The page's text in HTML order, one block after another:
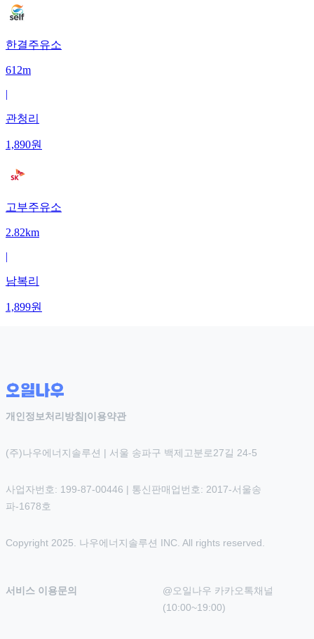
한결주유소
612m
|
관청리
1,890원
고부주유소
2.82km
|
남복리
1,899원
개인정보처리방침|이용약관
(주)나우에너지솔루션 | 서울 송파구 백제고분로27길 24-5
사업자번호: 199-87-00446 | 통신판매업번호: 2017-서울송
파-1678호
Copyright 2025. 나우에너지솔루션 INC. All rights reserved.
서비스 이용문의
@오일나우 카카오톡채널
(10:00~19:00)